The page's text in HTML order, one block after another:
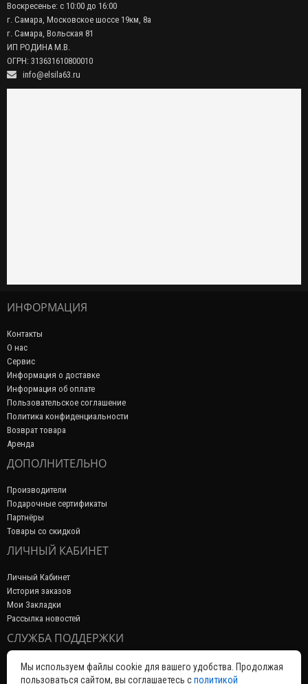
Воскресенье: с 10:00 до 16:00
г. Самара, Московское шоссе 19км, 8а
г. Самара, Вольская 81
ИП РОДИНА М.В.
ОГРН: 313631610800010
info@elsila63.ru
ИНФОРМАЦИЯ
Контакты
О нас
Сервис
Информация о доставке
Информация об оплате
Пользовательское соглашение
Политика конфиденциальности
Возврат товара
Аренда
ДОПОЛНИТЕЛЬНО
Производители
Подарочные сертификаты
Партнёры
Товары со скидкой
ЛИЧНЫЙ КАБИНЕТ
Личный Кабинет
История заказов
Мои Закладки
Рассылка новостей
СЛУЖБА ПОДДЕРЖКИ
Связаться с нами
Возврат товара
Мы используем файлы cookie для вашего удобства. Продолжая
пользоваться сайтом, вы соглашаетесь сполитикой